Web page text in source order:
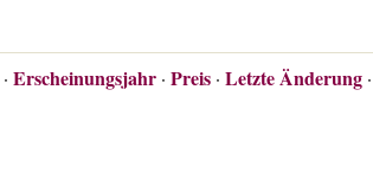
· Erscheinungsjahr · Preis · Letzte Änderung ·